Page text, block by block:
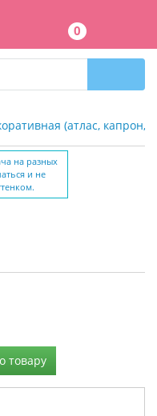
0
(атлас, капрон,
м
на разных
и не
товару